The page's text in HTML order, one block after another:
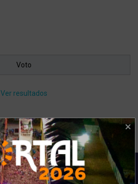
Ver resultados